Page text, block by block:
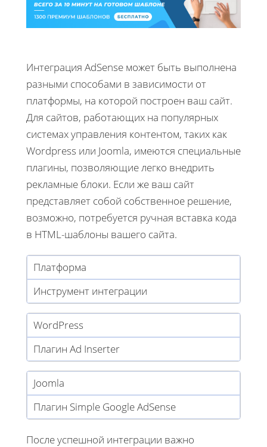
Интеграция AdSense может быть выполнена
разными способами в зависимости от
платформы, на которой построен ваш сайт.
Для сайтов, работающих на популярных
системах управления контентом, таких как
Wordpress или Joomla, имеются специальные
плагины, позволяющие легко внедрить
рекламные блоки. Если же ваш сайт
представляет собой собственное решение,
возможно, потребуется ручная вставка кода
в HTML-шаблоны вашего сайта.
Платформа
Инструмент интеграции
WordPress
Плагин Ad Inserter
Joomla
Плагин Simple Google AdSense
После успешной интеграции важно